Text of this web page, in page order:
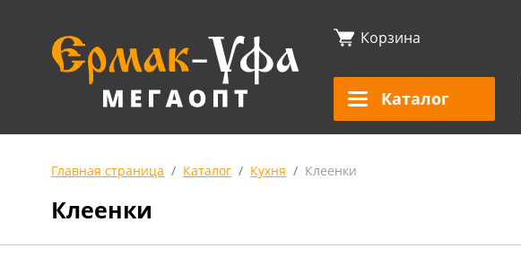
Корзина
Каталог
Главная страница Каталог Кухня Клеенки
Клеенки